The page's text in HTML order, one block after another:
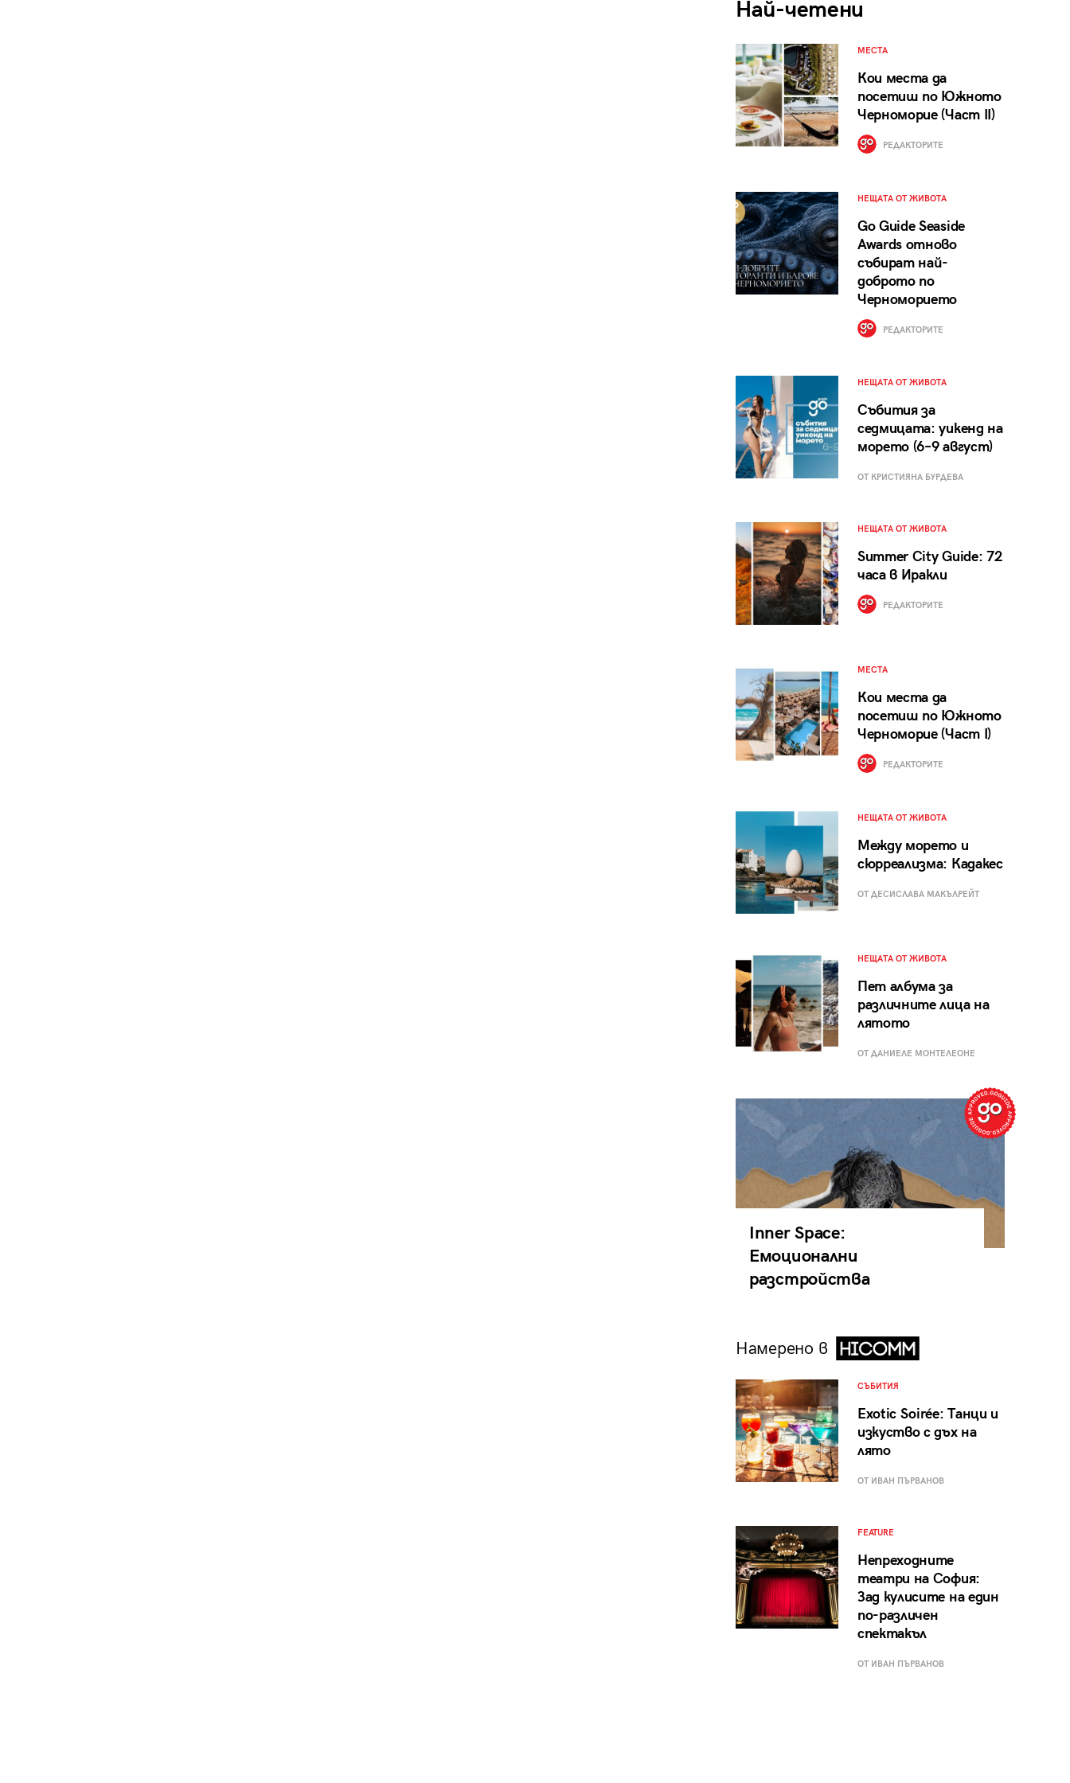
Най-четени
МЕСТА
Кои места да
посетиш по Южното
Черноморие (Част II)
РЕДАКТОРИТЕ
НЕЩАТА ОТ ЖИВОТА
Go Guide Seaside
Awards отново
събират най-
доброто по
Черноморието
РЕДАКТОРИТЕ
НЕЩАТА ОТ ЖИВОТА
Събития за
седмицата: уикенд на
морето (6–9 август)
ОТ КРИСТИЯНА БУРДЕВА
НЕЩАТА ОТ ЖИВОТА
Summer City Guide: 72
часа в Иракли
РЕДАКТОРИТЕ
МЕСТА
Кои места да
посетиш по Южното
Черноморие (Част I)
РЕДАКТОРИТЕ
НЕЩАТА ОТ ЖИВОТА
Между морето и
сюрреализма: Кадакес
ОТ ДЕСИСЛАВА МАКЪЛРЕЙТ
НЕЩАТА ОТ ЖИВОТА
Пет албума за
различните лица на
лятото
ОТ ДАНИЕЛЕ МОНТЕЛЕОНЕ
Inner Space:
Емоционални
разстройства
Намерено в
СЪБИТИЯ
Exotic Soirée: Танци и
изкуство с дъх на
лято
ОТ ИВАН ПЪРВАНОВ
FEATURE
Непреходните
театри на София:
Зад кулисите на един
по-различен
спектакъл
ОТ ИВАН ПЪРВАНОВ